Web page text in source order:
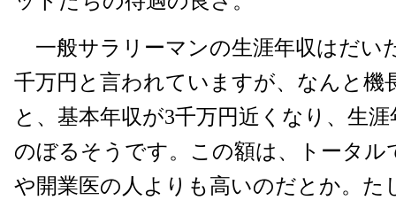
一般サラリーマンの生涯年収はだい
千万円と言われていますが、なんと機
と、基本年収が3千万円近くなり、生
のぼるそうです。この額は、トータル
や開業医の人よりも高いのだとか。た